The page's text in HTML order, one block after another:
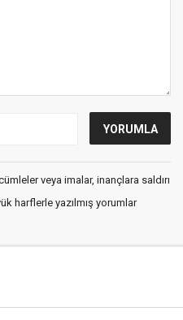
veya imalar, inançlara saldırı
harflerle yazılmış yorumlar